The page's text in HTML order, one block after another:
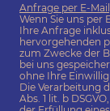
Anfrage per E-
Wenn Sie uns per
Ihre Anfrage
hervorgehenden
zum Zwecke der
bei uns
ohne Ihre
Die Verarbeitung
Abs. 1 lit. b